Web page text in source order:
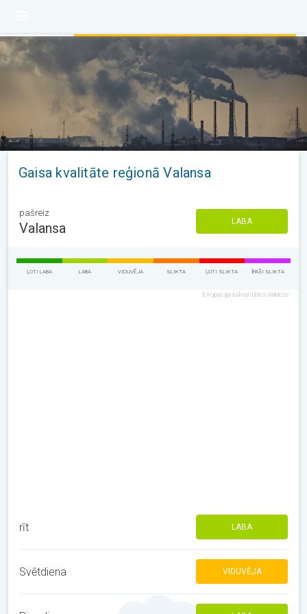
Gaisa kvalitāte reģionā Valansa
pašreiz
Valansa LABA
ĻOTI LABA LABA VIDUVĒJA SLIKTA ĻOTI SLIKTA ĪPAŠI SLIKTA
Eiropas gaisa kvalitātes indekss
rīt LABA
Svētdiena VIDUVĒJA